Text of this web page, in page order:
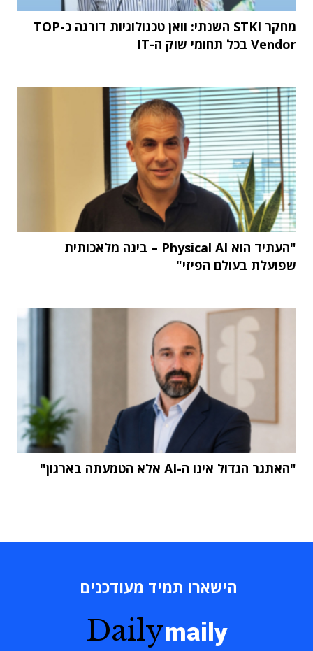
מחקר STKI השנתי: וואן טכנולוגיות דורגה כ-TOP
Vendor בכל תחומי שוק ה-IT
"העתיד הוא Physical AI – בינה מלאכותית
שפועלת בעולם הפיזי"
"האתגר הגדול אינו ה-AI אלא הטמעתה בארגון"
הישארו תמיד מעודכנים
Dailymaily